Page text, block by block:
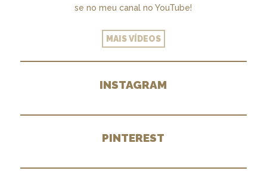
se no meu canal no YouTube!
MAIS VÍDEOS
INSTAGRAM
PINTEREST